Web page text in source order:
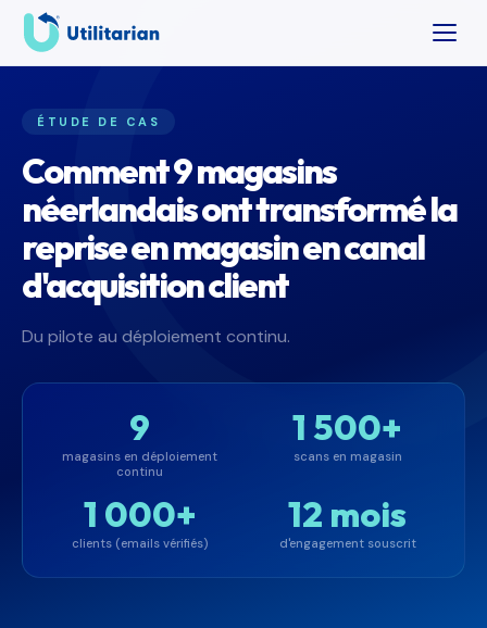
ÉTUDE DE CAS
Comment 9 magasins
néerlandais ont transformé la
reprise en magasin en canal
d'acquisition client
Du pilote au déploiement continu.
9
magasins en déploiement
continu
1 500+
scans en magasin
1 000+
clients (emails vérifiés)
12 mois
d'engagement souscrit